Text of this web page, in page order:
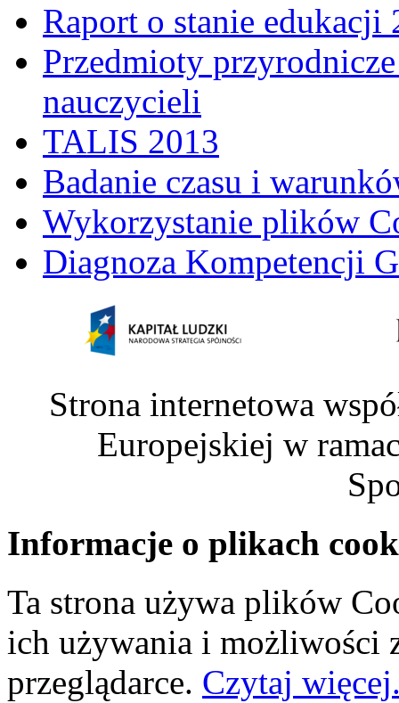
Raport o stanie edukacji
Przedmioty
nauczycieli
TALIS 2013
Badanie czasu i
Wykorzystanie plików
Diagnoza Kompetencji
Strona internetowa
Europejskiej w
Informacje o plikach
Ta strona używa plików
ich używania i możliwości
przeglądarce. Czytaj